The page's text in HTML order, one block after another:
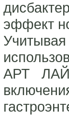
эффект
АРТ